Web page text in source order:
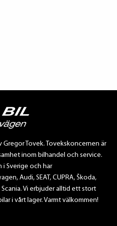
Gregor Tovek. Tovekskoncernen är
inom bilhandel och service.
i Sverige och har
Audi, SEAT, CUPRA, Škoda,
Vi erbjuder alltid ett stort
i vårt lager. Varmt välkommen!